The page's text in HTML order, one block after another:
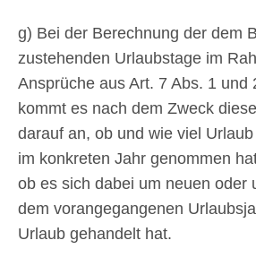
g) Bei der Berechnung der dem
zustehenden Urlaubstage im
Ansprüche aus Art. 7 Abs. 1 und
kommt es nach dem Zweck
darauf an, ob und wie viel
im konkreten Jahr genommen
ob es sich dabei um neuen oder
dem vorangegangenen
Urlaub gehandelt hat.